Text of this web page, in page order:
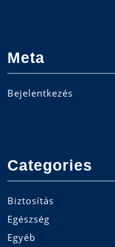
Meta
Bejelentkezés
Categories
Biztosítás
Egészség
Egyéb